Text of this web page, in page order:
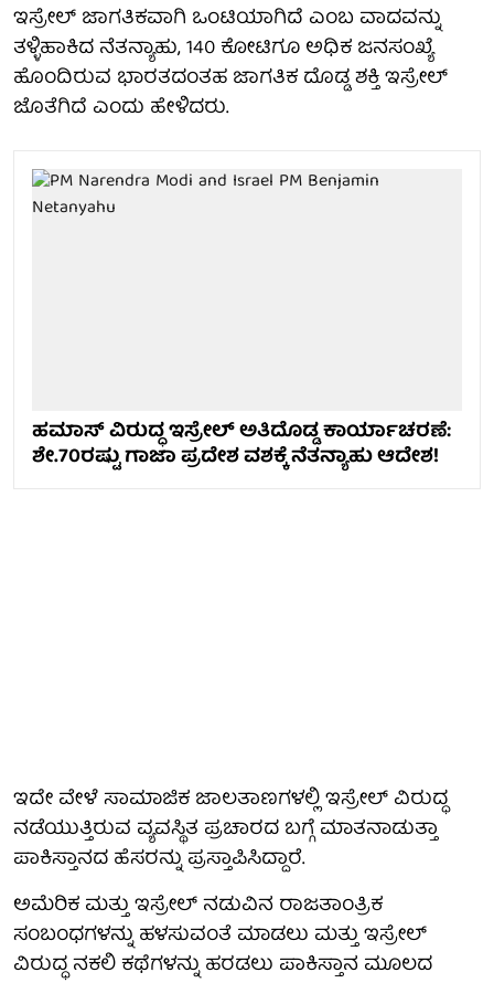
ಇಸ್ರೇಲ್ ಜಾಗತಿಕವಾಗಿ ಒಂಟಿಯಾಗಿದೆ ಎಂಬ ವಾದವನ್ನು
ತಳ್ಳಿಹಾಕಿದ ನೆತನ್ಯಾಹು, 140 ಕೋಟಿಗೂ ಅಧಿಕ ಜನಸಂಖ್ಯೆ
ಹೊಂದಿರುವ ಭಾರತದಂತಹ ಜಾಗತಿಕ ದೊಡ್ಡ ಶಕ್ತಿ ಇಸ್ರೇಲ್
ಜೊತೆಗಿದೆ ಎಂದು ಹೇಳಿದರು.
ಹಮಾಸ್ ವಿರುದ್ಧ ಇಸ್ರೇಲ್ ಅತಿದೊಡ್ಡ ಕಾರ್ಯಾಚರಣೆ:
ಶೇ.70ರಷ್ಟು ಗಾಜಾ ಪ್ರದೇಶ ವಶಕ್ಕೆ ನೆತನ್ಯಾಹು ಆದೇಶ!
ಇದೇ ವೇಳೆ ಸಾಮಾಜಿಕ ಜಾಲತಾಣಗಳಲ್ಲಿ ಇಸ್ರೇಲ್ ವಿರುದ್ಧ
ನಡೆಯುತ್ತಿರುವ ವ್ಯವಸ್ಥಿತ ಪ್ರಚಾರದ ಬಗ್ಗೆ ಮಾತನಾಡುತ್ತಾ
ಪಾಕಿಸ್ತಾನದ ಹೆಸರನ್ನು ಪ್ರಸ್ತಾಪಿಸಿದ್ದಾರೆ.
ಅಮೆರಿಕ ಮತ್ತು ಇಸ್ರೇಲ್ ನಡುವಿನ ರಾಜತಾಂತ್ರಿಕ
ಸಂಬಂಧಗಳನ್ನು ಹಳಸುವಂತೆ ಮಾಡಲು ಮತ್ತು ಇಸ್ರೇಲ್
ವಿರುದ್ಧ ನಕಲಿ ಕಥೆಗಳನ್ನು ಹರಡಲು ಪಾಕಿಸ್ತಾನ ಮೂಲದ